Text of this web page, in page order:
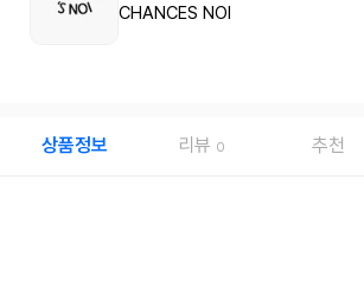
CHANCES NOI
상품정보 리뷰 0 추천